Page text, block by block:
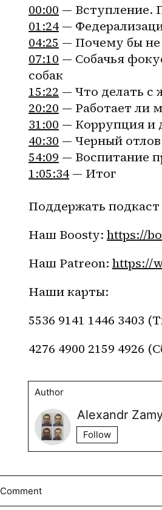
00:00 — Вступление.
01:24 —
04:25 — Почему бы не
07:10 — Собачья
собак
15:22 — Что делать с
20:20 — Работает ли
31:00 — Коррупция и
40:30 — Черный
54:09 — Воспитание
1:05:34 — Итог
Поддержать
Наш Boosty: https://
Наш Patreon: https://
Наши карты:
5536 9141 1446 3403
4276 4900 2159 4926
Author
Alexandr
Follow
Comment